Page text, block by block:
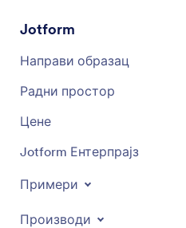
Jotform
Направи образац
Радни простор
Цене
Jotform Ентерпрајз
Примери
Производи